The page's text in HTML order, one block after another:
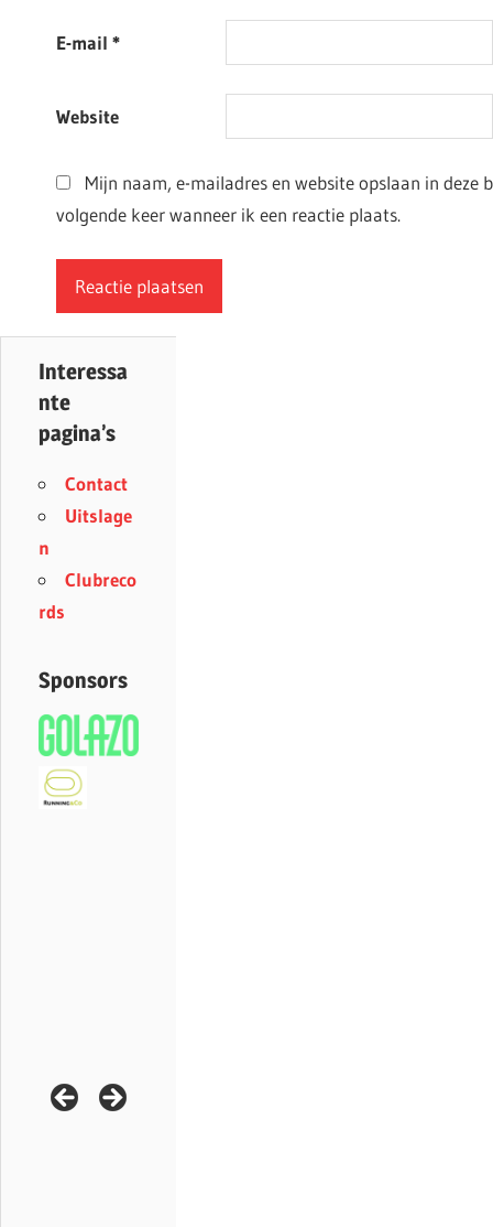
E-mail *
Website
Mijn naam, e-mailadres en website opslaan in deze
volgende keer wanneer ik een reactie plaats.
Interessa
nte
pagina’s
Contact
Uitslage
n
Clubreco
rds
Sponsors